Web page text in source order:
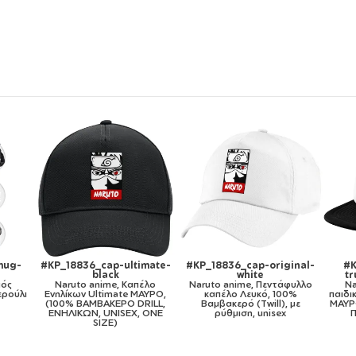
#KP_18836_cap-kid-
trucker-mesh-black
Naruto anime, Καπέλο
παιδικό Soft Trucker με Δίχτυ
ΜΑΥΡΟ/ΛΕΥΚΟ (POLYESTER,
ΠΑΙΔΙΚΟ, ONE SIZE)
#KP_18836_11oz
Naruto anime, Κούπα,
κεραμική, 330ml